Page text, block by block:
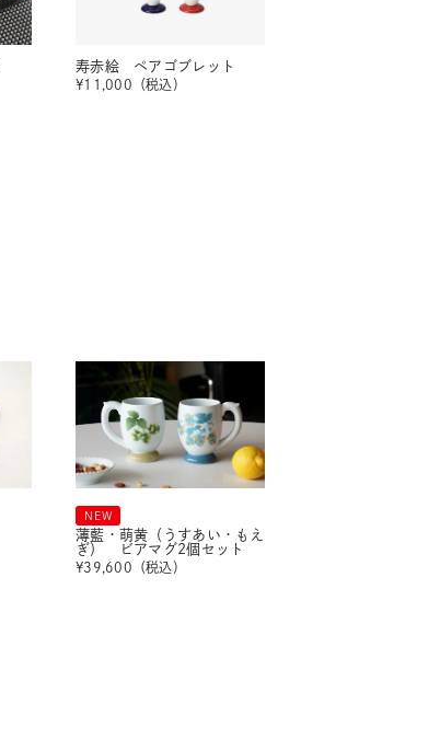
寿赤絵 ペアゴブレット
¥11,000 （税込）
NEW
薄藍・萌黄（うすあい・もえ
ぎ） ビアマグ2個セット
¥39,600 （税込）